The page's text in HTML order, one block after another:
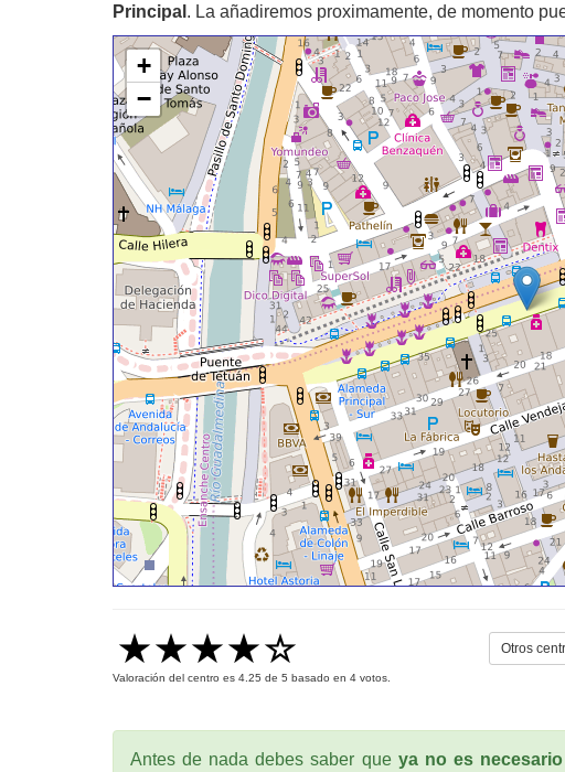
Principal . La añadiremos proximamente, de momento
+
−
Valoración del centro es 4.25 de 5 basado en 4 votos.
Otros
Antes de nada debes saber que ya no es